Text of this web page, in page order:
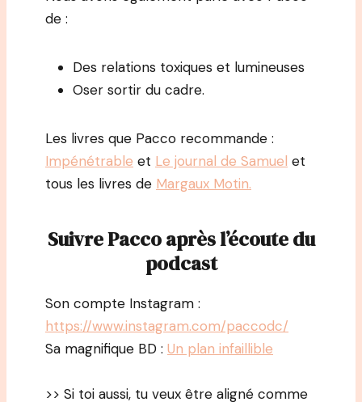
de :
Des relations toxiques et lumineuses
Oser sortir du cadre.
Les livres que Pacco recommande :
Impénétrable et Le journal de Samuel et
tous les livres de Margaux Motin.
SuivrePaccoaprès l’écoute du
podcast
Son compte Instagram :
https://www.instagram.com/paccodc/
Sa magnifique BD : Un plan infaillible
>> Si toi aussi, tu veux être aligné comme